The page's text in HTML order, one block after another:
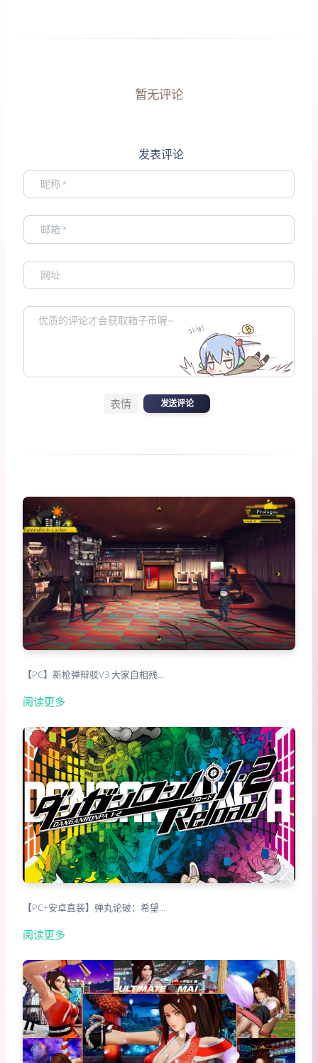
暂无评论
发表评论
表情 发送评论
【PC】新枪弹辩驳V3 大家自相残…
阅读更多
【PC+安卓直装】弹丸论破：希望…
阅读更多